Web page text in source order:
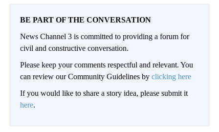
BE PART OF THE CONVERSATION
News Channel 3 is committed to providing a forum for
civil and constructive conversation.
Please keep your comments respectful and relevant. You
can review our Community Guidelines by clicking here
If you would like to share a story idea, please submit it
here.